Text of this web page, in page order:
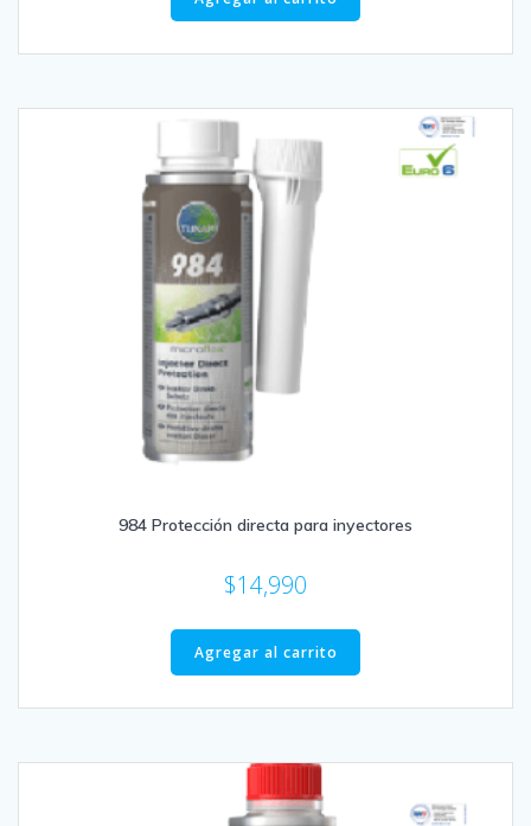
984 Protección directa para inyectores
$14,990
Agregar al carrito